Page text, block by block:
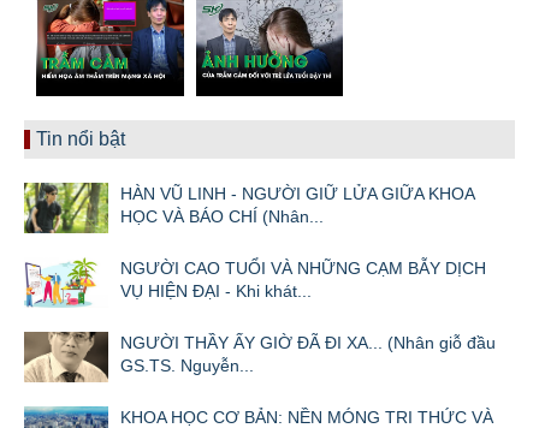
Tin nổi bật
HÀN VŨ LINH - NGƯỜI GIỮ LỬA GIỮA KHOA
HỌC VÀ BÁO CHÍ (Nhân...
NGƯỜI CAO TUỔI VÀ NHỮNG CẠM BẪY DỊCH
VỤ HIỆN ĐẠI - Khi khát...
NGƯỜI THẦY ẤY GIỜ ĐÃ ĐI XA... (Nhân giỗ đầu
GS.TS. Nguyễn...
KHOA HỌC CƠ BẢN: NỀN MÓNG TRI THỨC VÀ